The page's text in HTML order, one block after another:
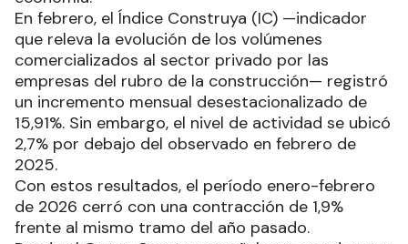
En febrero, el Índice Construya (IC) —indicador
que releva la evolución de los volúmenes
comercializados al sector privado por las
empresas del rubro de la construcción— registró
un incremento mensual desestacionalizado de
15,91%. Sin embargo, el nivel de actividad se ubicó
2,7% por debajo del observado en febrero de
2025.
Con estos resultados, el período enero-febrero
de 2026 cerró con una contracción de 1,9%
frente al mismo tramo del año pasado.